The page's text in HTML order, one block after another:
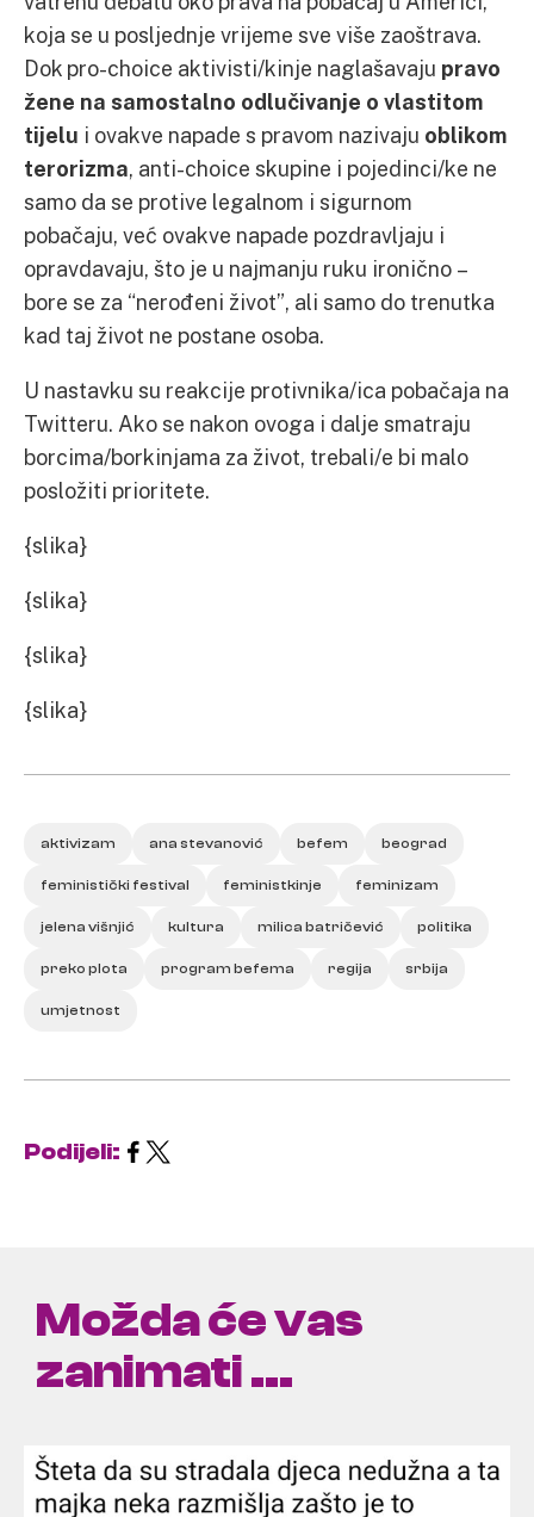
koja se u posljednje vrijeme sve više zaoštrava.
Dok pro-choice aktivisti/kinje naglašavaju pravo
žene na samostalno odlučivanje o vlastitom
tijelu i ovakve napade s pravom nazivaju oblikom
terorizma, anti-choice skupine i pojedinci/ke ne
samo da se protive legalnom i sigurnom
pobačaju, već ovakve napade pozdravljaju i
opravdavaju, što je u najmanju ruku ironično –
bore se za “nerođeni život”, ali samo do trenutka
kad taj život ne postane osoba.
U nastavku su reakcije protivnika/ica pobačaja na
Twitteru. Ako se nakon ovoga i dalje smatraju
borcima/borkinjama za život, trebali/e bi malo
posložiti prioritete.
{slika}
{slika}
{slika}
{slika}
aktivizam ana stevanović befem beograd
feministički festival feministkinje feminizam
jelena višnjić kultura milica batričević politika
preko plota program befema regija srbija
umjetnost
Podijeli:
Možda će vas
zanimati ...